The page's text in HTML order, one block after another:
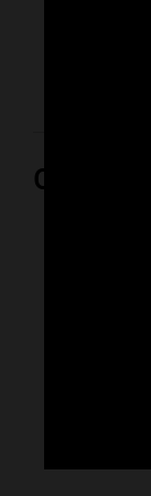
gobiernos
La
Opinión